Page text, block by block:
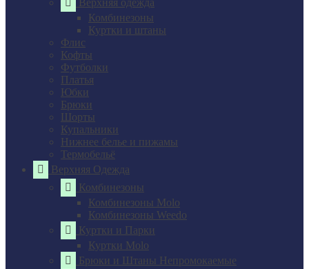
Верхняя одежда
Комбинезоны
Куртки и штаны
Флис
Кофты
Футболки
Платья
Юбки
Брюки
Шорты
Купальники
Нижнее белье и пижамы
Термобельё
Верхняя Одежда
Комбинезоны
Комбинезоны Molo
Комбинезоны Weedo
Куртки и Парки
Куртки Molo
Брюки и Штаны Непромокаемые